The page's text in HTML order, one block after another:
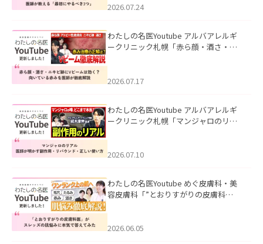
た。
2026.07.24
わたしの名医Youtube アルバアレルギ
ークリニック札幌「赤ら顔・酒さ・ニ
した。
2026.07.17
わたしの名医Youtube アルバアレルギ
ークリニック札幌「マンジャロのリア
た。
2026.07.10
わたしの名医Youtube めぐ皮膚科・美
容皮膚科「”とおりすがりの皮膚科
2026.06.05